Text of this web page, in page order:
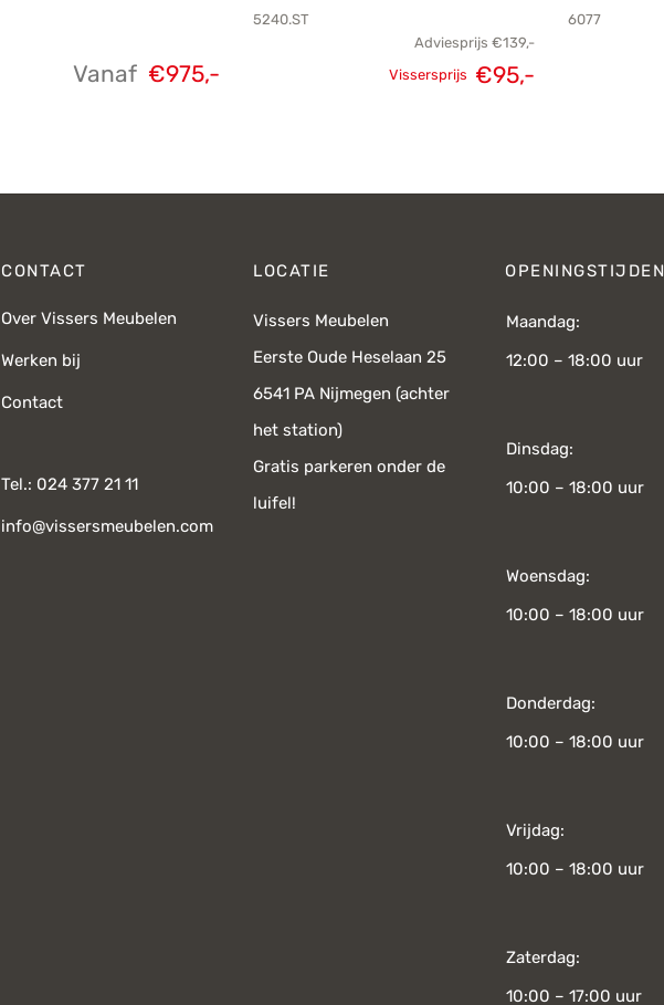
Vanaf €975,-
5240.ST
Adviesprijs €139,-
Oorspronkelijke
Vissersprijs €95,-
6077
CONTACT
Over Vissers Meubelen
Werken bij
Contact
Tel.: 024 377 21 11
info@vissersmeubelen.com
LOCATIE
Vissers Meubelen
Eerste Oude Heselaan 25
6541 PA Nijmegen (achter
het station)
Gratis parkeren onder de
luifel!
OPENINGSTIJDEN
Maandag:
12:00 – 18:00 uur
Dinsdag:
10:00 – 18:00 uur
Woensdag:
10:00 – 18:00 uur
Donderdag:
10:00 – 18:00 uur
Vrijdag:
10:00 – 18:00 uur
Zaterdag:
10:00 – 17:00 uur